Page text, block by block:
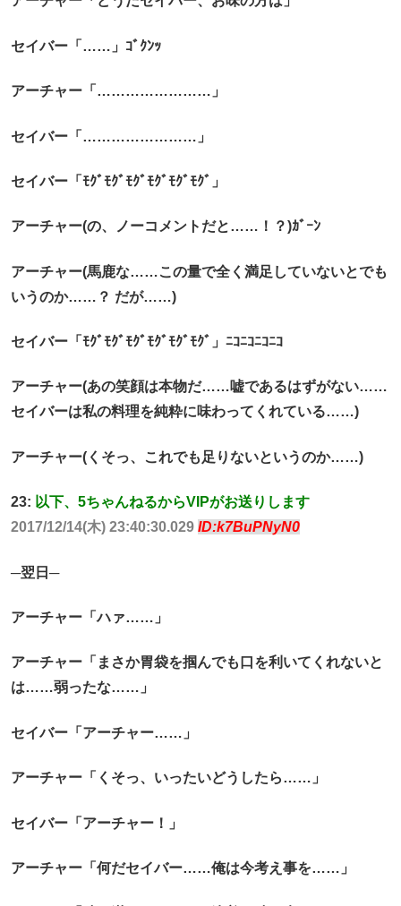
セイバー「……」ｺﾞｸﾝｯ
アーチャー「……………………」
セイバー「……………………」
セイバー「ﾓｸﾞﾓｸﾞﾓｸﾞﾓｸﾞﾓｸﾞﾓｸﾞ」
アーチャー(の、ノーコメントだと……！？)ｶﾞｰﾝ
アーチャー(馬鹿な……この量で全く満足していないとでも
いうのか……？ だが……)
セイバー「ﾓｸﾞﾓｸﾞﾓｸﾞﾓｸﾞﾓｸﾞﾓｸﾞ」ﾆｺﾆｺﾆｺﾆｺ
アーチャー(あの笑顔は本物だ……嘘であるはずがない……
セイバーは私の料理を純粋に味わってくれている……)
アーチャー(くそっ、これでも足りないというのか……)
23: 以下、5ちゃんねるからVIPがお送りします
2017/12/14(木) 23:40:30.029 ID:k7BuPNyN0
─翌日─
アーチャー「ハァ……」
アーチャー「まさか胃袋を掴んでも口を利いてくれないと
は……弱ったな……」
セイバー「アーチャー……」
アーチャー「くそっ、いったいどうしたら……」
セイバー「アーチャー！」
アーチャー「何だセイバー……俺は今考え事を……」